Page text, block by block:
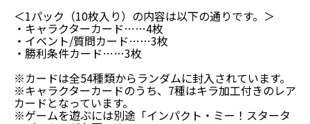
＜1パック（10枚入り）の内容は以下の通りです。＞
・キャラクターカード……4枚
・イベント/質問カード……3枚
・勝利条件カード……3枚
※カードは全54種類からランダムに封入されています。
※キャラクターカードのうち、7種はキラ加工付きのレア
カードとなっています。
※ゲームを遊ぶには別途「インパクト・ミー！スタータ